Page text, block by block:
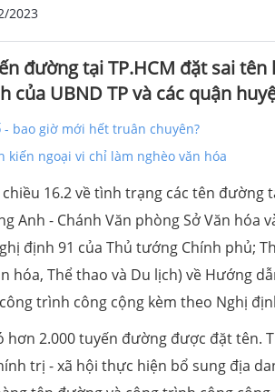
2023
đường tại TP.HCM đặt sai
của UBND TP và các quận
bao giờ mới hết truân chuyên?
ngoại vi chỉ làm nghèo văn hóa
16.2 về tình trạng các tên đường
Anh - Chánh Văn phòng Sở Văn hóa
định 91 của Thủ tướng Chính phủ;
hóa, Thể thao và Du lịch) về Hướng
trình công cộng kèm theo Nghị
hơn 2.000 tuyến đường được đặt tên.
trị - xã hội thực hiện bổ sung địa